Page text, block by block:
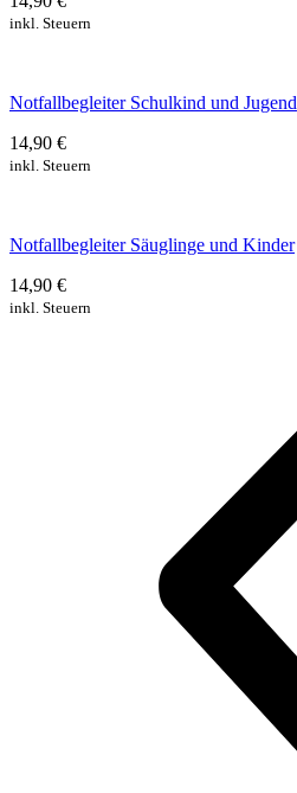
inkl. Steuern
Notfallbegleiter Schulkind und Jugend
14,90 €
inkl. Steuern
Notfallbegleiter Säuglinge und Kinder
14,90 €
inkl. Steuern